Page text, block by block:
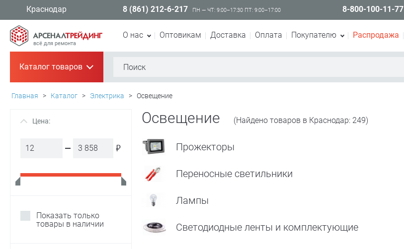
Краснодар 8 (861) 212-6-217 ПН — ЧТ: 9:00–17:30 ПТ: 9:00–17:00 8-800-100-11-77
всё для ремонта
О нас Оптовикам Доставка Оплата Покупателю Распродажа
Каталог товаров+
Главная > Каталог > Электрика > Освещение
+ Цена:
₽
Показать только
товары в наличии
Освещение (Найдено товаров в Краснодар: 249)
Прожекторы
Переносные светильники
Лампы
Светодиодные ленты и комплектующие